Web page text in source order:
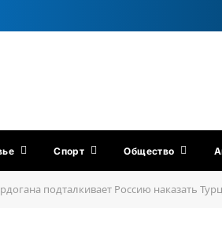
Спорт Общество
подталкивает Россию наказать